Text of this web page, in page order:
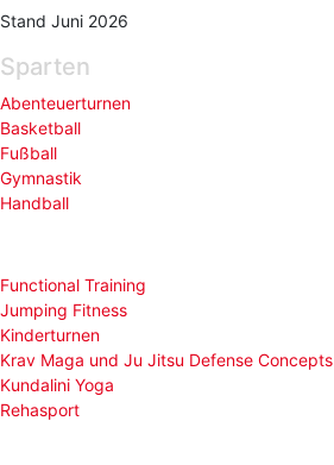
Stand Juni 2026
Sparten
Abenteuerturnen
Basketball
Fußball
Gymnastik
Handball
Functional Training
Jumping Fitness
Kinderturnen
Krav Maga und Ju Jitsu Defense Concepts
Kundalini Yoga
Rehasport